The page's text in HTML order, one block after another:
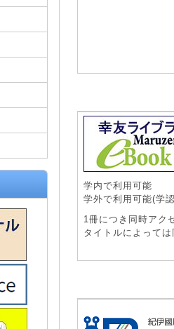
学内で利用可能
学外で利用可能(学
1冊につき同時アク
タイトルによって